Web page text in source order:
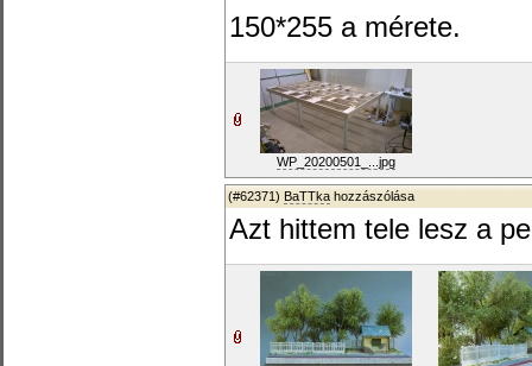
150*255 a mérete.
WP_20200501_...jpg
(#62371) BaTTka hozzászólása
Azt hittem tele lesz a